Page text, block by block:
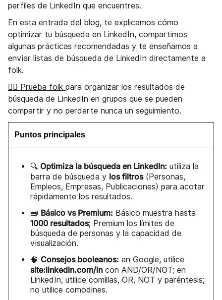
perfiles de LinkedIn que encuentres.
En esta entrada del blog, te explicamos cómo
optimizar tu búsqueda en LinkedIn, compartimos
algunas prácticas recomendadas y te enseñamos a
enviar listas de búsqueda de LinkedIn directamente a
folk.
👉🏼 Prueba folk para organizar los resultados de
búsqueda de LinkedIn en grupos que se pueden
compartir y no perderte nunca un seguimiento.
Puntos principales
🔍 Optimiza la búsqueda en LinkedIn: utiliza la
barra de búsqueda y los filtros(Personas,
Empleos, Empresas, Publicaciones) para acotar
rápidamente los resultados.
🧰 Básico vs Premium: Básico muestra hasta
1000 resultados; Premium los límites de
búsqueda de personas y la capacidad de
visualización.
🧠 Consejos booleanos: en Google, utilice
site:linkedin.com/in con AND/OR/NOT; en
LinkedIn, utilice comillas, OR, NOT y paréntesis;
no utilice comodines.